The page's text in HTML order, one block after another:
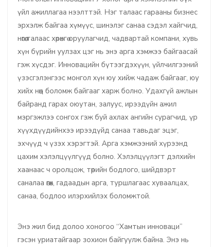
үйл ажиллагаа нээлттэй. Нэг талаас гарааны бизнес
эрхэлж байгаа хүмүүс, шинэлэг санаа сэдэл хайгчид,
нөгөө талаас хөрөнгө оруулагчид, чадвартай компани, хувь
хүн бүрийн уулзах цэг нь энэ арга хэмжээ байгаасай
гэж хүсдэг. Инновацийн бүтээгдэхүүн, үйлчилгээний
үзэсгэлэнгээс монгол хүн юу хийж чадаж байгааг, юу
хийх нөөц боломж байгааг харж болно. Удахгүй ажлын
байранд гарах оюутан, залуус, ирээдүйн ажил
мэргэжлээ сонгох гэж буй ахлах ангийн сурагчид, үр
хүүхдүүдийнхээ ирээдүйд санаа тавьдаг эцэг,
эхчүүд ч үзэх хэрэгтэй. Арга хэмжээний хүрээнд
цахим хэлэлцүүлгүүд болно. Хэлэлцүүлэгт дэлхийн
хаанаас ч оролцож, төрийн бодлого, шийдвэрт
саналаа өгөх, гадаадын арга, туршлагаас хуваалцах,
санаа, бодлоо илэрхийлэх боломжтой.
Энэ жил бид долоо хоногоо “Хамтын инноваци”
гэсэн уриатайгаар зохион байгуулж байна. Энэ нь